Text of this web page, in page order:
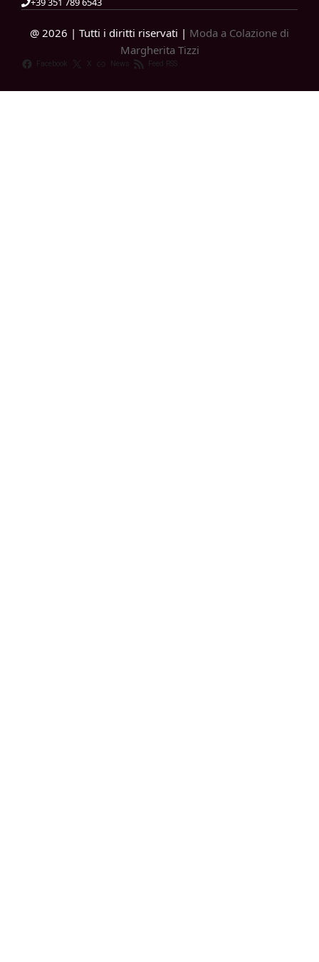
@ 2026 | Tutti i diritti riservati | Moda a Colazione di
Margherita Tizzi
Facebook X News Feed RSS